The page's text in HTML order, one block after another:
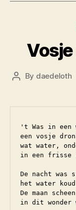
Post
By daedeloth
't Was in een
een vosje
wat water,
in een frisse
De nacht
het water
De maan
in dit wonder